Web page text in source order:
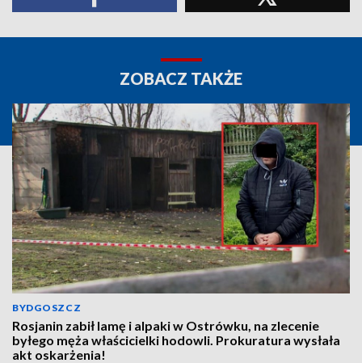
ZOBACZ TAKŻE
BYDGOSZCZ
Rosjanin zabił lamę i alpaki w Ostrówku, na zlecenie
byłego męża właścicielki hodowli. Prokuratura wysłała
akt oskarżenia!